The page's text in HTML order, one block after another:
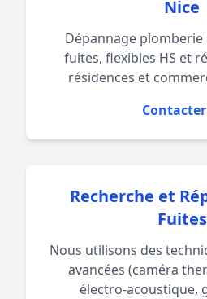
Nice
Dépannage plomberie
fuites, flexibles HS et
résidences et
Recherche et
Fuites
Nous utilisons des
avancées (caméra
électro-acoustique,